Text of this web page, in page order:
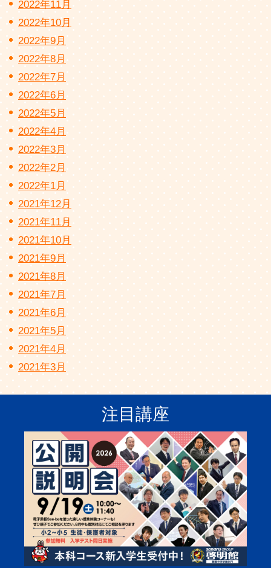
2022年11月
2022年10月
2022年9月
2022年8月
2022年7月
2022年6月
2022年5月
2022年4月
2022年3月
2022年2月
2022年1月
2021年12月
2021年11月
2021年10月
2021年9月
2021年8月
2021年7月
2021年6月
2021年5月
2021年4月
2021年3月
注目講座